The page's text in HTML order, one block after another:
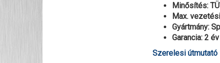
Minősítés:
Max.
Gyártmány:
Garancia: 2 év
Szerelesi útmutató